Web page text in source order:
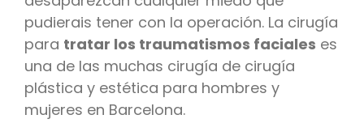
pudierais tener con la operación. La cirugía
para tratar los traumatismos faciales es
una de las muchas cirugía de cirugía
plástica y estética para hombres y
mujeres en Barcelona.